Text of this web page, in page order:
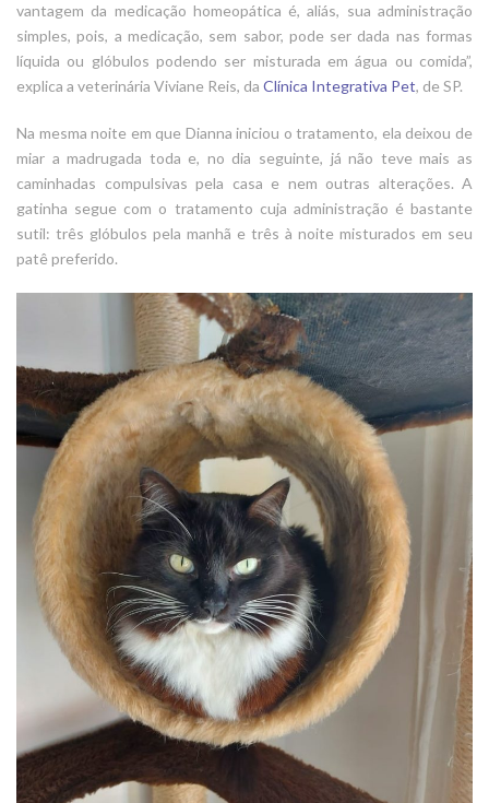
vantagem da medicação homeopática é, aliás, sua administração
simples, pois, a medicação, sem sabor, pode ser dada nas formas
líquida ou glóbulos podendo ser misturada em água ou comida”,
explica a veterinária Viviane Reis, da Clínica Integrativa Pet, de SP.
Na mesma noite em que Dianna iniciou o tratamento, ela deixou de
miar a madrugada toda e, no dia seguinte, já não teve mais as
caminhadas compulsivas pela casa e nem outras alterações. A
gatinha segue com o tratamento cuja administração é bastante
sutil: três glóbulos pela manhã e três à noite misturados em seu
patê preferido.